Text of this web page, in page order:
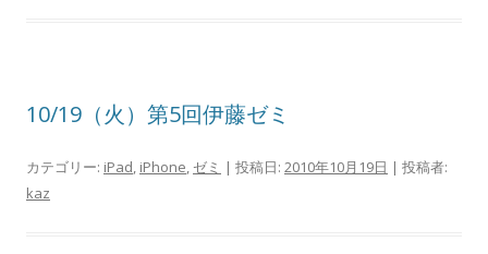
10/19（火）第5回伊藤ゼミ
カテゴリー: iPad, iPhone, ゼミ | 投稿日: 2010年10月19日 | 投稿者:
kaz